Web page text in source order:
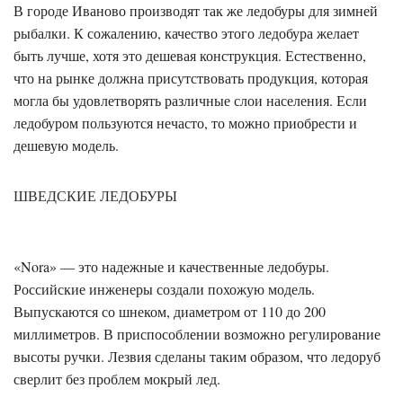
В городе Иваново производят так же ледобуры для зимней
рыбалки. К сожалению, качество этого ледобура желает
быть лучше, хотя это дешевая конструкция. Естественно,
что на рынке должна присутствовать продукция, которая
могла бы удовлетворять различные слои населения. Если
ледобуром пользуются нечасто, то можно приобрести и
дешевую модель.
ШВЕДСКИЕ ЛЕДОБУРЫ
«Nora» — это надежные и качественные ледобуры.
Российские инженеры создали похожую модель.
Выпускаются со шнеком, диаметром от 110 до 200
миллиметров. В приспособлении возможно регулирование
высоты ручки. Лезвия сделаны таким образом, что ледоруб
сверлит без проблем мокрый лед.